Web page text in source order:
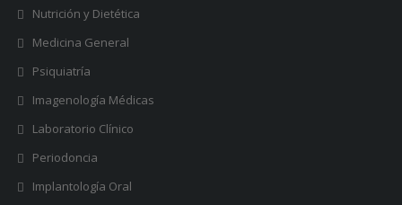
Nutrición y Dietética
Medicina General
Psiquiatría
Imagenología Médicas
Laboratorio Clínico
Periodoncia
Implantología Oral